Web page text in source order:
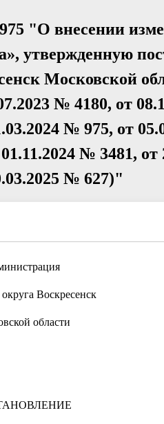
"О внесении
утвержденную
Московской
№ 4180, от
№ 975, от
№ 3481,
№ 627)"
Воскресенск
области